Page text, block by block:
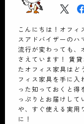
こんにちは！オフィ
スアドバイザーのハ
流行が変わっても、
さえています！ 賃
たオフィス家具はど
フィス家具を手に
った知っておくと得
っぷりとお届けして
や、すぐ使える実
に！